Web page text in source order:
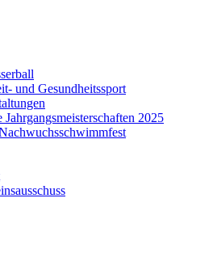
und Gesundheitssport
Jahrgangsmeisterschaften 2025